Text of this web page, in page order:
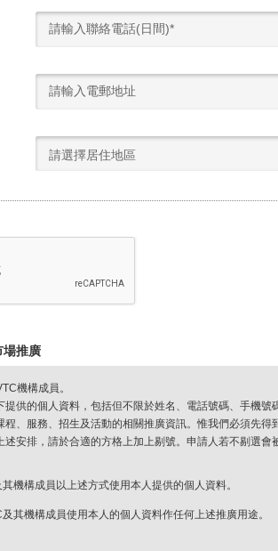
請選擇居住地區
場推廣
機構成員。
提供的個人資料，包括但不限於姓名、電話號碼、手機
程、服務、招生及活動的相關推廣資訊。惟我們必須先
述安排，請於合適的方格上加上剔號。申請人若不剔選
機構成員以上述方式使用本人提供的個人資料。
其機構成員使用本人的個人資料作任何上述推廣用途。